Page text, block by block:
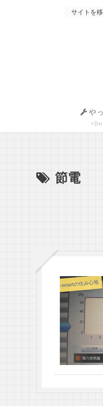
サイトを
や
節電
i-smartの住み心地